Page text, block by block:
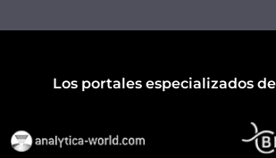
Los portales especializados